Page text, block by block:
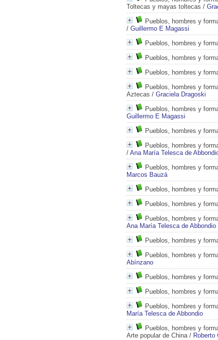
Toltecas y mayas toltecas /
Pueblos, hombres y
/ Guillermo E Magassi
Pueblos, hombres y
Pueblos, hombres y
Pueblos, hombres y
Pueblos, hombres y
Aztecas / Graciela Dragoski
Pueblos, hombres y
Guillermo E Magassi
Pueblos, hombres y
Pueblos, hombres y
/ Ana María Telesca de
Pueblos, hombres y
Marcos Bauzá
Pueblos, hombres y
Pueblos, hombres y
Pueblos, hombres y
Ana María Telesca de Abbondio
Pueblos, hombres y
Pueblos, hombres y
Abínzano
Pueblos, hombres y
Pueblos, hombres y
Pueblos, hombres y
María Telesca de Abbondio
Pueblos, hombres y
Arte popular de China/ Roberto